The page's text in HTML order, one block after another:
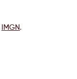
IMGN .